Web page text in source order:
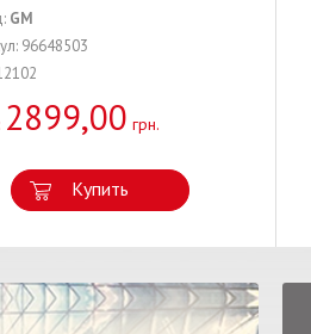
GM
96648503
2899,00 грн.
Купить